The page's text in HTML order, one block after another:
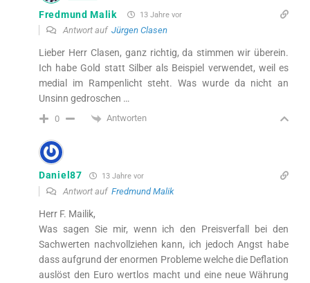
Fredmund Malik 13 Jahre vor
Antwort auf Jürgen Clasen
Lieber Herr Clasen, ganz richtig, da stimmen wir überein.
Ich habe Gold statt Silber als Beispiel verwendet, weil es
medial im Rampenlicht steht. Was wurde da nicht an
Unsinn gedroschen …
0 Antworten
Daniel87 13 Jahre vor
Antwort auf Fredmund Malik
Herr F. Mailik,
Was sagen Sie mir, wenn ich den Preisverfall bei den
Sachwerten nachvollziehen kann, ich jedoch Angst habe
dass aufgrund der enormen Probleme welche die Deflation
auslöst den Euro wertlos macht und eine neue Währung